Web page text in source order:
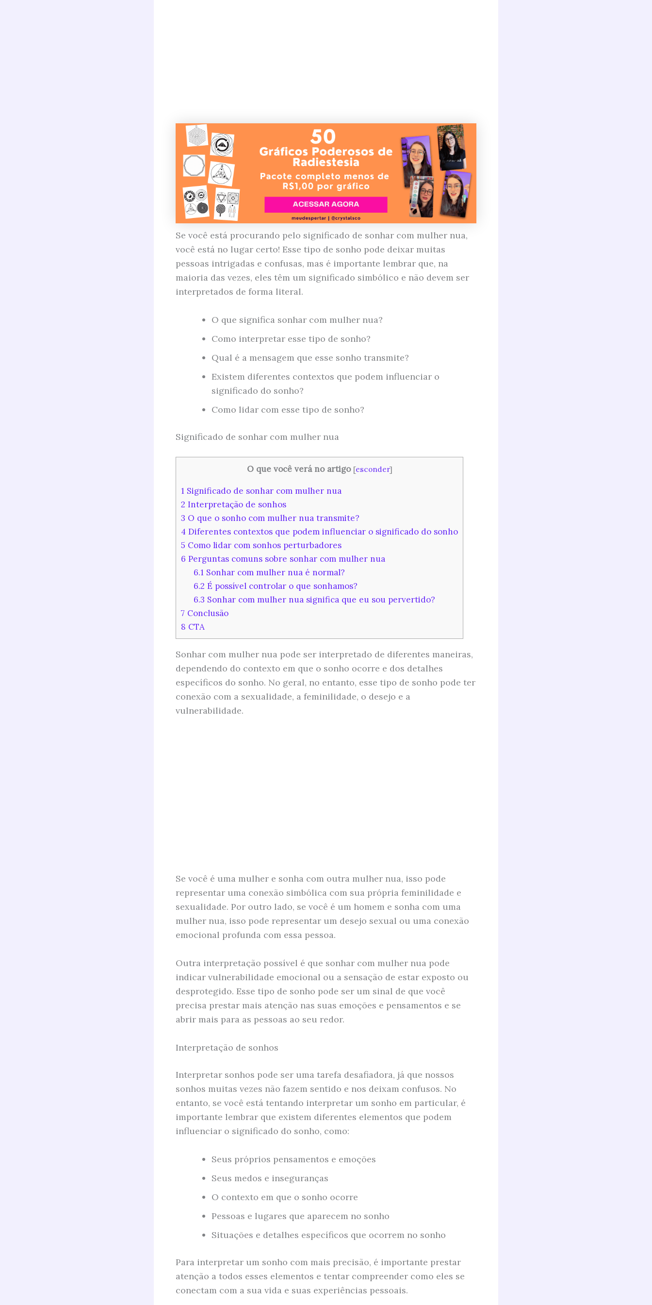
Se você está procurando pelo significado de sonhar com mulher nua,
você está no lugar certo! Esse tipo de sonho pode deixar muitas
pessoas intrigadas e confusas, mas é importante lembrar que, na
maioria das vezes, eles têm um significado simbólico e não devem ser
interpretados de forma literal.
O que significa sonhar com mulher nua?
Como interpretar esse tipo de sonho?
Qual é a mensagem que esse sonho transmite?
Existem diferentes contextos que podem influenciar o
significado do sonho?
Como lidar com esse tipo de sonho?
Significado de sonhar com mulher nua
O que você verá no artigo [esconder]
1 Significado de sonhar com mulher nua
2 Interpretação de sonhos
3 O que o sonho com mulher nua transmite?
4 Diferentes contextos que podem influenciar o significado do sonho
5 Como lidar com sonhos perturbadores
6 Perguntas comuns sobre sonhar com mulher nua
6.1Sonhar com mulher nua é normal?
6.2 É possível controlar o que sonhamos?
6.3 Sonhar com mulher nua significa que eu sou pervertido?
7 Conclusão
8 CTA
Sonhar com mulher nua pode ser interpretado de diferentes maneiras,
dependendo do contexto em que o sonho ocorre e dos detalhes
específicos do sonho. No geral, no entanto, esse tipo de sonho pode ter
conexão com a sexualidade, a feminilidade, o desejo e a
vulnerabilidade.
Se você é uma mulher e sonha com outra mulher nua, isso pode
representar uma conexão simbólica com sua própria feminilidade e
sexualidade. Por outro lado, se você é um homem e sonha com uma
mulher nua, isso pode representar um desejo sexual ou uma conexão
emocional profunda com essa pessoa.
Outra interpretação possível é que sonhar com mulher nua pode
indicar vulnerabilidade emocional ou a sensação de estar exposto ou
desprotegido. Esse tipo de sonho pode ser um sinal de que você
precisa prestar mais atenção nas suas emoções e pensamentos e se
abrir mais para as pessoas ao seu redor.
Interpretação de sonhos
Interpretar sonhos pode ser uma tarefa desafiadora, já que nossos
sonhos muitas vezes não fazem sentido e nos deixam confusos. No
entanto, se você está tentando interpretar um sonho em particular, é
importante lembrar que existem diferentes elementos que podem
influenciar o significado do sonho, como:
Seus próprios pensamentos e emoções
Seus medos e inseguranças
O contexto em que o sonho ocorre
Pessoas e lugares que aparecem no sonho
Situações e detalhes específicos que ocorrem no sonho
Para interpretar um sonho com mais precisão, é importante prestar
atenção a todos esses elementos e tentar compreender como eles se
conectam com a sua vida e suas experiências pessoais.